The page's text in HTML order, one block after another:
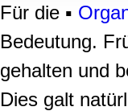
Informationen
und Analysen
zusammen,
gesammelt
Für die ▪
Bedeutung.
gehalten und
Dies galt